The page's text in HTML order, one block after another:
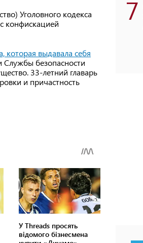
Уголовного кодекса
конфискацией
которая выдавала себя
Службы безопасности
33-летний главарь
и причастность
7